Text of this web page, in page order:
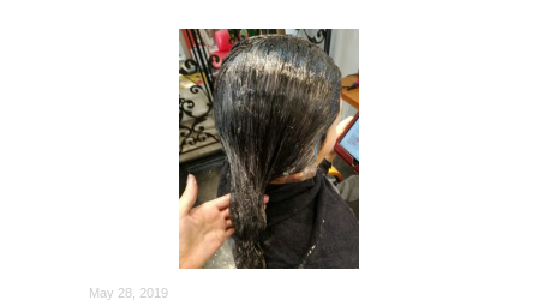
May 28, 2019